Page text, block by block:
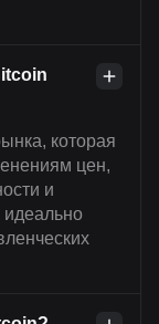
которая
цен,
и
идеально